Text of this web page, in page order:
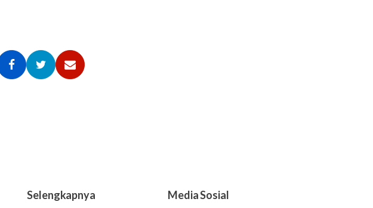
Selengkapnya Media Sosial